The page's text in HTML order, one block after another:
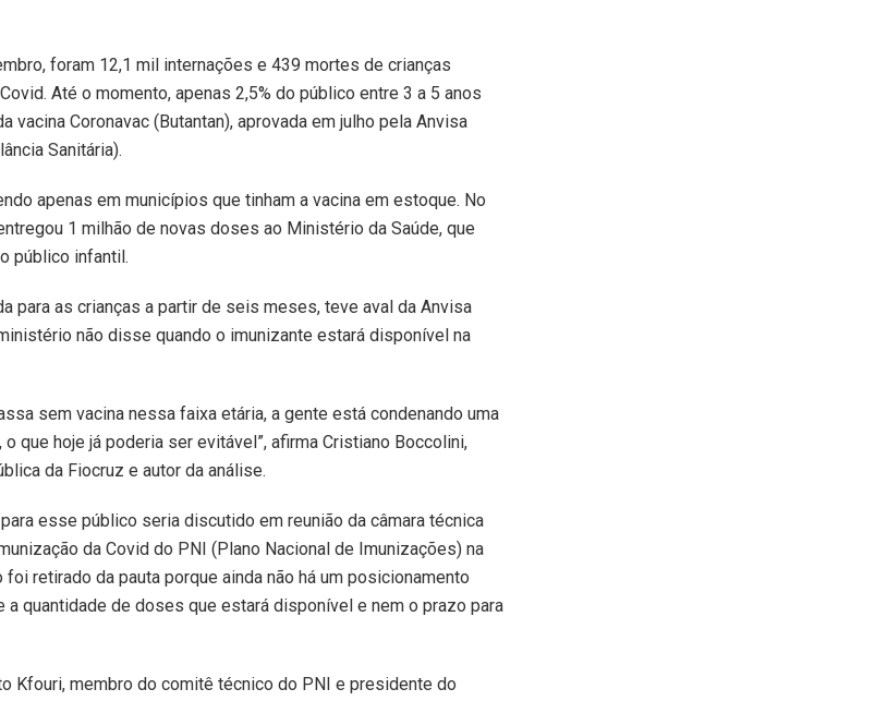
foram 12,1 mil internações e 439 mortes de crianças
Até o momento, apenas 2,5% do público entre 3 a 5 anos
vacina Coronavac (Butantan), aprovada em julho pela Anvisa
Sanitária).
apenas em municípios que tinham a vacina em estoque. No
1 milhão de novas doses ao Ministério da Saúde, que
público infantil.
para as crianças a partir de seis meses, teve aval da Anvisa
não disse quando o imunizante estará disponível na
sem vacina nessa faixa etária, a gente está condenando uma
que hoje já poderia ser evitável”, afirma Cristiano Boccolini,
da Fiocruz e autor da análise.
esse público seria discutido em reunião da câmara técnica
da Covid do PNI (Plano Nacional de Imunizações) na
retirado da pauta porque ainda não há um posicionamento
quantidade de doses que estará disponível e nem o prazo para
Kfouri, membro do comitê técnico do PNI e presidente do